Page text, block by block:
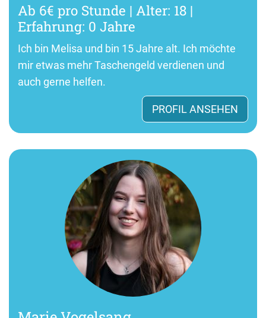
Ab 6€ pro Stunde | Alter: 18 |
Erfahrung: 0 Jahre
Ich bin Melisa und bin 15 Jahre alt. Ich möchte
mir etwas mehr Taschengeld verdienen und
auch gerne helfen.
PROFIL ANSEHEN